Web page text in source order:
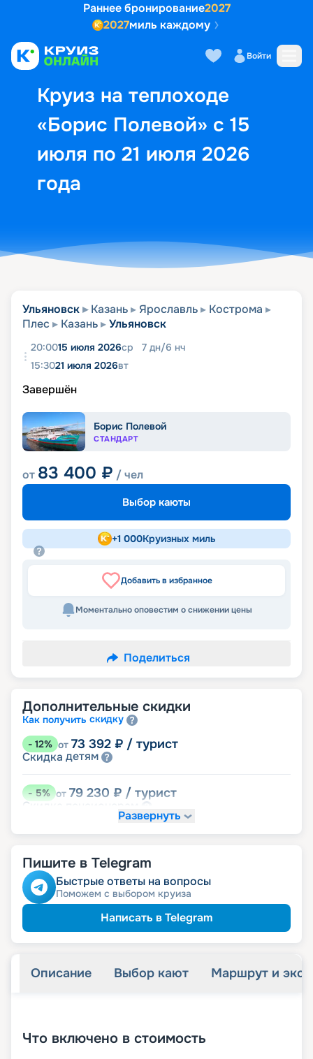
Раннее бронирование2027
2027миль каждому
Войти
Круиз на теплоходе
«Борис Полевой» с 15
июля по 21 июля 2026
года
Выбор кают Маршрут и
Ульяновск Казань Ярославль
Кострома
Плес
Казань Ульяновск
20:0015 июля 2026ср 7 дн/6 нч
15:3021 июля 2026вт
Завершён
Борис Полевой
СТАНДАРТ
от 83 400 ₽ / чел
Выбор каюты
+1 000Круизных миль
Добавить в избранное
Моментально оповестим о снижении цены
Поделиться
Дополнительные скидки
Как получить скидку
- 12% от 73 392 ₽ / турист
Скидка детям
-5% от 79 230 ₽ / турист
Скидка
именинникамРазвернуть
Пишите в Telegram
Быстрые ответы на вопросы
Поможем с выбором круиза
Написать в Telegram
Описание Выбор кают Маршрут и
Что включено в стоимость